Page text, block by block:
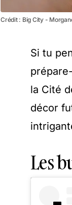
Crédit : Big City -
Si tu
la Cité
décor
Les